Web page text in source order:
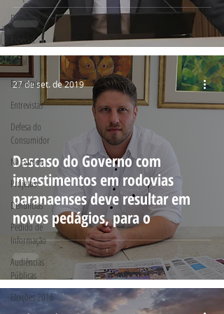
Discursos
Especial
Geral
Economia
Entrevistas
Defesa do
Consumidor
Na Estrada
Projetos
Denúncias
Pedido de
Informação
Audiências
Públicas
Eleições 2016
Descaso do Governo com
investimentos em rodovias
paranaenses deve resultar em
novos pedágios, para o
27 de set. de 2019